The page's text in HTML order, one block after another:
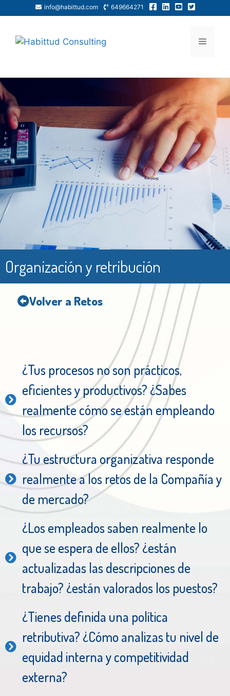
info@habittud.com 649664271
Organización y retribución
Volver a Retos
¿Tus procesos no son prácticos,
eficientes y productivos? ¿Sabes
realmente cómo se están empleando
los recursos?
¿Tu estructura organizativa responde
realmente a los retos de la Compañía y
de mercado?
¿Los empleados saben realmente lo
que se espera de ellos? ¿están
actualizadas las descripciones de
trabajo? ¿están valorados los puestos?
¿Tienes definida una política
retributiva? ¿Cómo analizas tu nivel de
equidad interna y competitividad
externa?